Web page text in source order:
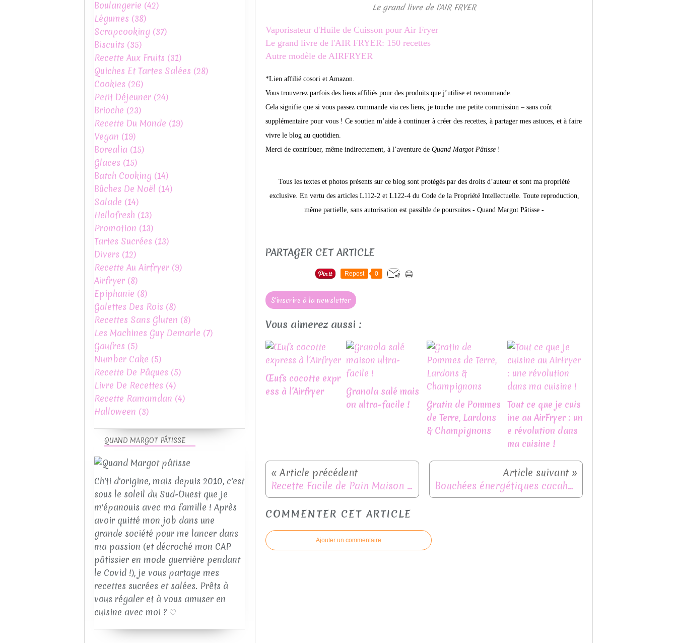
Le grand livre de l'AIR FRYER
Vaporisateur d'Huile de Cuisson pour Air Fryer
Le grand livre de l'AIR FRYER: 150 recettes
Autre modèle de AIRFRYER
*Lien affilié cosori et Amazon.
Vous trouverez parfois des liens affiliés pour des produits que j’utilise et recommande.
Cela signifie que si vous passez commande via ces liens, je touche une petite commission – sans coût
supplémentaire pour vous ! Ce soutien m’aide à continuer à créer des recettes, à partager mes astuces, et à faire
vivre le blog au quotidien.
Merci de contribuer, même indirectement, à l’aventure de Quand Margot Pâtisse !
Tous les textes et photos présents sur ce blog sont protégés par des droits d’auteur et sont ma propriété
exclusive. En vertu des articles L112-2 et L122-4 du Code de la Propriété Intellectuelle. Toute reproduction,
même partielle, sans autorisation est passible de poursuites - Quand Margot Pâtisse -
PARTAGER CET ARTICLE
Repost 0
S'inscrire à la newsletter
Vous aimerez aussi :
Œufs cocotte expr
ess à l’Airfryer
Granola salé mais
on ultra-facile !
Gratin de Pommes
de Terre, Lardons
& Champignons
Tout ce que je cuis
ine au AirFryer : un
e révolution dans
ma cuisine !
Recette Facile de Pain Maison en Cocotte (Avec et Sans Thermomix) Bouchées énergétiques cacahuète - flocons d'avoine sans cuisson
COMMENTER CET ARTICLE
Ajouter un commentaire
QUAND MARGOT PÂTISSE
Ch'ti d'origine, mais depuis 2010, c'est
sous le soleil du Sud-Ouest que je
m'épanouis avec ma famille ! Après
avoir quitté mon job dans une
grande société pour me lancer dans
ma passion (et décroché mon CAP
pâtissier en mode guerrière pendant
le Covid !), je vous partage mes
recettes sucrées et salées. Prêts à
vous régaler et à vous amuser en
cuisine avec moi ? ♡
Boulangerie (42)
Légumes (38)
Scrapcooking (37)
Biscuits (35)
Recette Aux Fruits (31)
Quiches Et Tartes Salées (28)
Cookies (26)
Petit Déjeuner (24)
Brioche (23)
Recette Du Monde (19)
Vegan (19)
Borealia (15)
Glaces (15)
Batch Cooking (14)
Bûches De Noël (14)
Salade (14)
Hellofresh (13)
Promotion (13)
Tartes Sucrées (13)
Divers (12)
Recette Au Airfryer (9)
Airfryer (8)
Epiphanie (8)
Galettes Des Rois (8)
Recettes Sans Gluten (8)
Les Machines Guy Demarle (7)
Gaufres (5)
Number Cake (5)
Recette De Pâques (5)
Livre De Recettes (4)
Recette Ramamdan (4)
Halloween (3)